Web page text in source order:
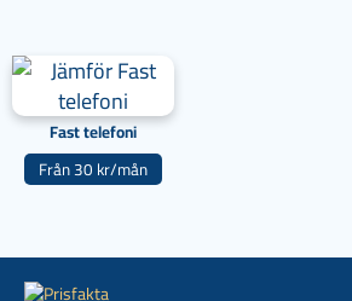
Fast telefoni
Från 30 kr/mån